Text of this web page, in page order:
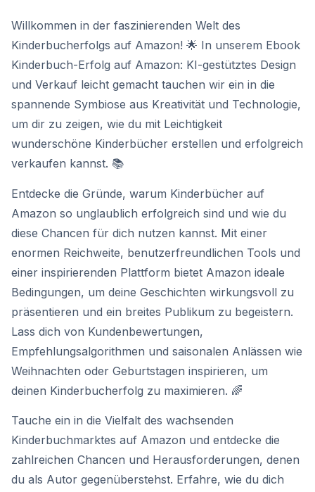
Willkommen in der faszinierenden Welt des
Kinderbucherfolgs auf Amazon! 🌟 In unserem Ebook
Kinderbuch-Erfolg auf Amazon: KI-gestütztes Design
und Verkauf leicht gemacht tauchen wir ein in die
spannende Symbiose aus Kreativität und Technologie,
um dir zu zeigen, wie du mit Leichtigkeit
wunderschöne Kinderbücher erstellen und erfolgreich
verkaufen kannst. 📚
Entdecke die Gründe, warum Kinderbücher auf
Amazon so unglaublich erfolgreich sind und wie du
diese Chancen für dich nutzen kannst. Mit einer
enormen Reichweite, benutzerfreundlichen Tools und
einer inspirierenden Plattform bietet Amazon ideale
Bedingungen, um deine Geschichten wirkungsvoll zu
präsentieren und ein breites Publikum zu begeistern.
Lass dich von Kundenbewertungen,
Empfehlungsalgorithmen und saisonalen Anlässen wie
Weihnachten oder Geburtstagen inspirieren, um
deinen Kinderbucherfolg zu maximieren. 🌈
Tauche ein in die Vielfalt des wachsenden
Kinderbuchmarktes auf Amazon und entdecke die
zahlreichen Chancen und Herausforderungen, denen
du als Autor gegenüberstehst. Erfahre, wie du dich